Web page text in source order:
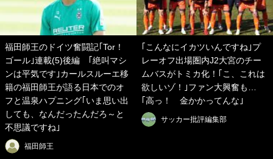
福田師王のドイツ奮闘記｢Tor！
ゴール｣連載(5)後編 ｢絶叫マシ
ンは平気です｣カールスルーエ移
籍の福田師王が語る日本でのオ
フと温泉ハプニング｢いま思い出
しても、なんだったんだろ～と
不思議ですね｣
福田師王
｢こんなにイカツいんですね｣プ
レーオフ出場圏内J2大宮のチー
ムバスがトミカ化！｢こ、これは
欲しいゾ！｣ファン大興奮も…
｢高っ！ 金かかってんな｣
サッカー批評編集部